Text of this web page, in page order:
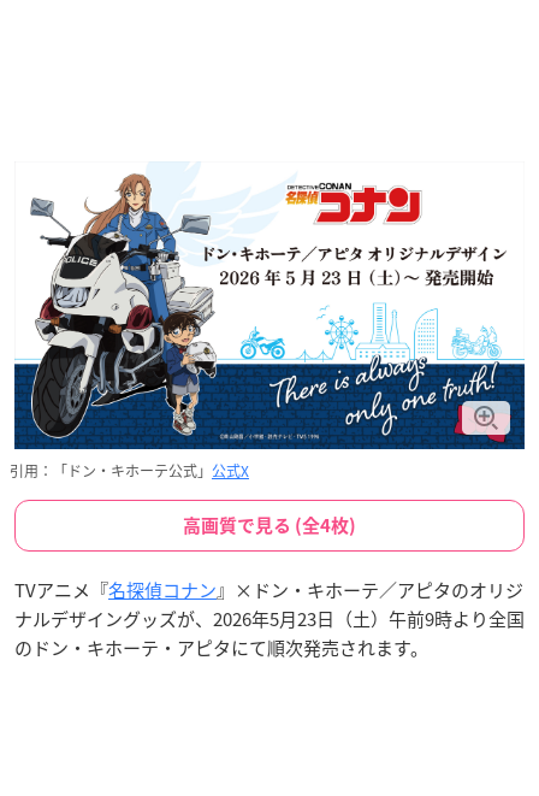
引用：「ドン・キホーテ公式」 公式X
高画質で見る (全4枚)
TVアニメ『名探偵コナン』×ドン・キホーテ／アピタのオリジ
ナルデザイングッズが、2026年5月23日（土）午前9時より全国
のドン・キホーテ・アピタにて順次発売されます。